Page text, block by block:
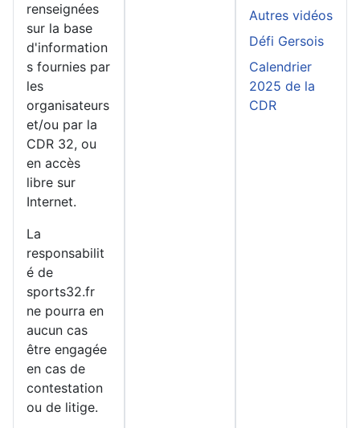
renseignées
sur la base
d'information
s fournies par
les
organisateurs
et/ou par la
CDR 32, ou
en accès
libre sur
Internet.
La
responsabilit
é de
sports32.fr
ne pourra en
aucun cas
être engagée
en cas de
contestation
ou de litige.
Autres vidéos
Défi Gersois
Calendrier
2025 de la
CDR